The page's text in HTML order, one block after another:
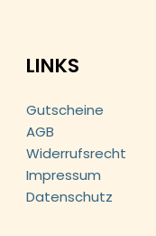
LINKS
Gutscheine
AGB
Widerrufsrecht
Impressum
Datenschutz